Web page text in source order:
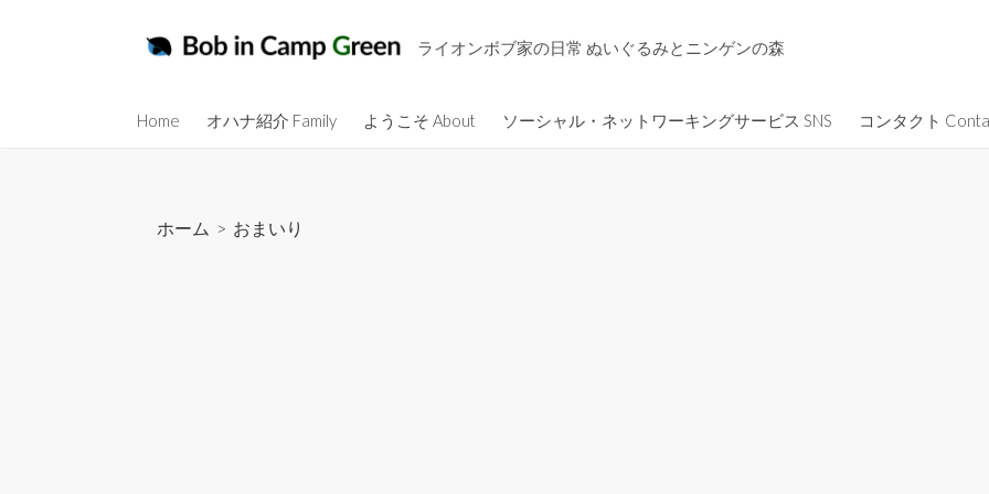
へ
ライオンボブ家の日常 ぬいぐるみとニンゲンの森
Home オハナ紹介 Family ようこそ About ソーシャル・ネットワーキングサービス SNS コンタクト
ホーム > おまいり